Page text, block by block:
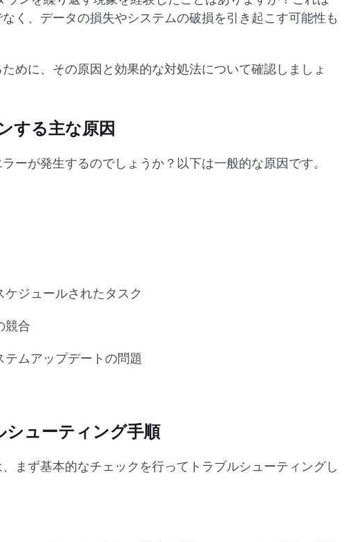
く、データの損失やシステムの破損を引き起こす可能性も
めに、その原因と効果的な対処法について確認しましょ
する主な原因
ーが発生するのでしょうか？以下は一般的な原因です。
ジュールされたタスク
競合
テムアップデートの問題
シューティング手順
まず基本的なチェックを行ってトラブルシューティングし